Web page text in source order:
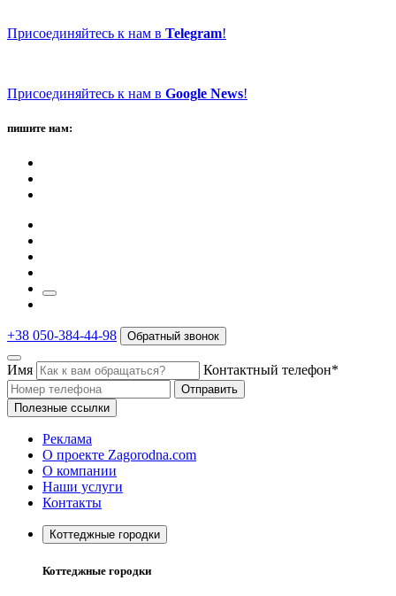
Присоединяйтесь к нам в Telegram!
Присоединяйтесь к нам в Google News!
пишите нам:
+38 050-384-44-98 Обратный звонок
Имя Контактный телефон*
Отправить
Полезные ссылки
Реклама
О проекте Zagorodna.com
О компании
Наши услуги
Контакты
Коттеджные городки
Коттеджные городки